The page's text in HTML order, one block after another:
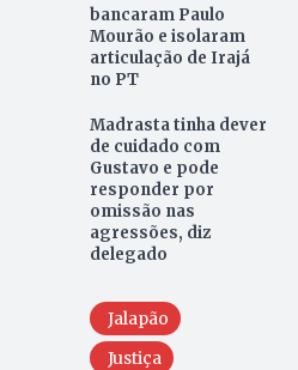
bancaram Paulo
Mourão e isolaram
articulação de Irajá
no PT
Madrasta tinha dever
de cuidado com
Gustavo e pode
responder por
omissão nas
agressões, diz
delegado
Jalapão
Justiça